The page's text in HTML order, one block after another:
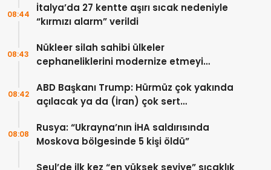
İtalya’da 27 kentte aşırı sıcak nedeniyle
“kırmızı alarm” verildi
08:44
Nükleer silah sahibi ülkeler
cephaneliklerini modernize etmeyi
08:43
ABD Başkanı Trump: Hürmüz çok yakında
açılacak ya da (İran) çok sert
08:42
Rusya: “Ukrayna’nın İHA saldırısında
Moskova bölgesinde 5 kişi öldü”
08:08
Seul’de ilk kez “en yüksek seviye” sıcaklık